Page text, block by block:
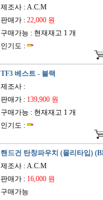
제조사 : A.C.M
판매가 : 22,000 원
구매가능 : 현재재고 1 개
인기도 :
TF3 베스트 - 블랙
제조사 :
판매가 : 139,900 원
구매가능 : 현재재고 1 개
인기도 :
핸드건 탄창파우치 (몰리타입)
제조사 : A.C.M
판매가 : 16,000 원
구매가능